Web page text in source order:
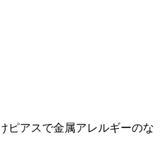
ピアスで金属アレルギーのな